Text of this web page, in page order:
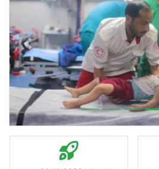
Previous